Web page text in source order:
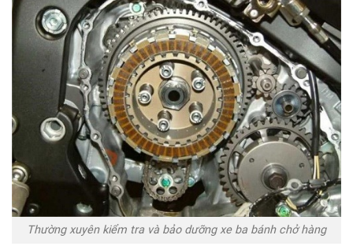
Thường xuyên kiểm tra và bảo dưỡng xe ba bánh chở hàng